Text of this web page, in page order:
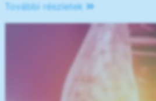
További részletek